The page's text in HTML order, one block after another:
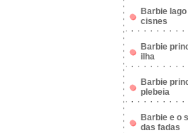
Barbie lago
cisnes
Barbie
ilha
Barbie
plebeia
Barbie e o
das fadas